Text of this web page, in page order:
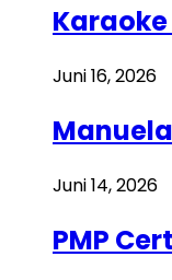
Juni 16, 2026
Juni 14, 2026
PMP